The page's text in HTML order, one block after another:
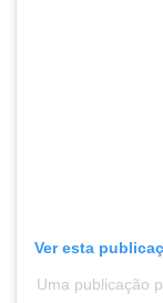
Ver esta
Uma publicação